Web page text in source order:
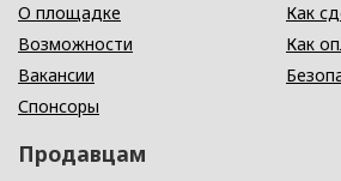
О площадке
Возможности
Вакансии
Спонсоры
Как
Как
Продавцам